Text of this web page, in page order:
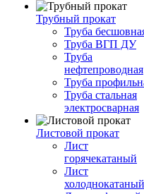
Трубный прокат
Труба
Труба ВГП ДУ
Труба
нефтепроводная
Труба
Труба стальная
электросварная
Листовой прокат
Лист
горячекатаный
Лист
холоднокатаный